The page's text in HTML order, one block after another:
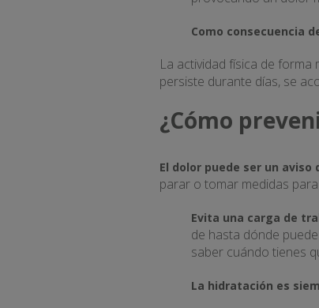
Como consecuencia
La actividad física de forma
persiste durante días, se
¿Cómo
El dolor puede ser un aviso
parar o tomar medidas
Evita una carga de
de hasta dónde
saber cuándo tienes
La hidratación es